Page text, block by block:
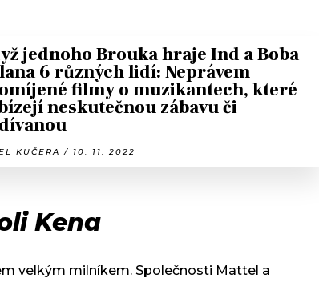
jednoho Brouka hraje Ind a Boba
6 různých lidí: Neprávem
filmy o muzikantech, které
neskutečnou zábavu či
KUČERA / 10. 11. 2022
Kena
velkým milníkem. Společnosti Mattel a